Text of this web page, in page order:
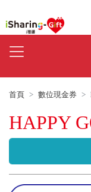
首頁 數位現金券
HAPPY